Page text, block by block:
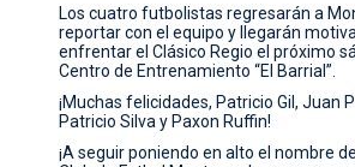
Los cuatro futbolistas regresarán a
reportar con el equipo y llegarán
enfrentar el Clásico Regio el próximo
Centro de Entrenamiento “El Barrial”.
¡Muchas felicidades, Patricio Gil, Juan
Patricio Silva y Paxon Ruffin!
¡A seguir poniendo en alto el nombre